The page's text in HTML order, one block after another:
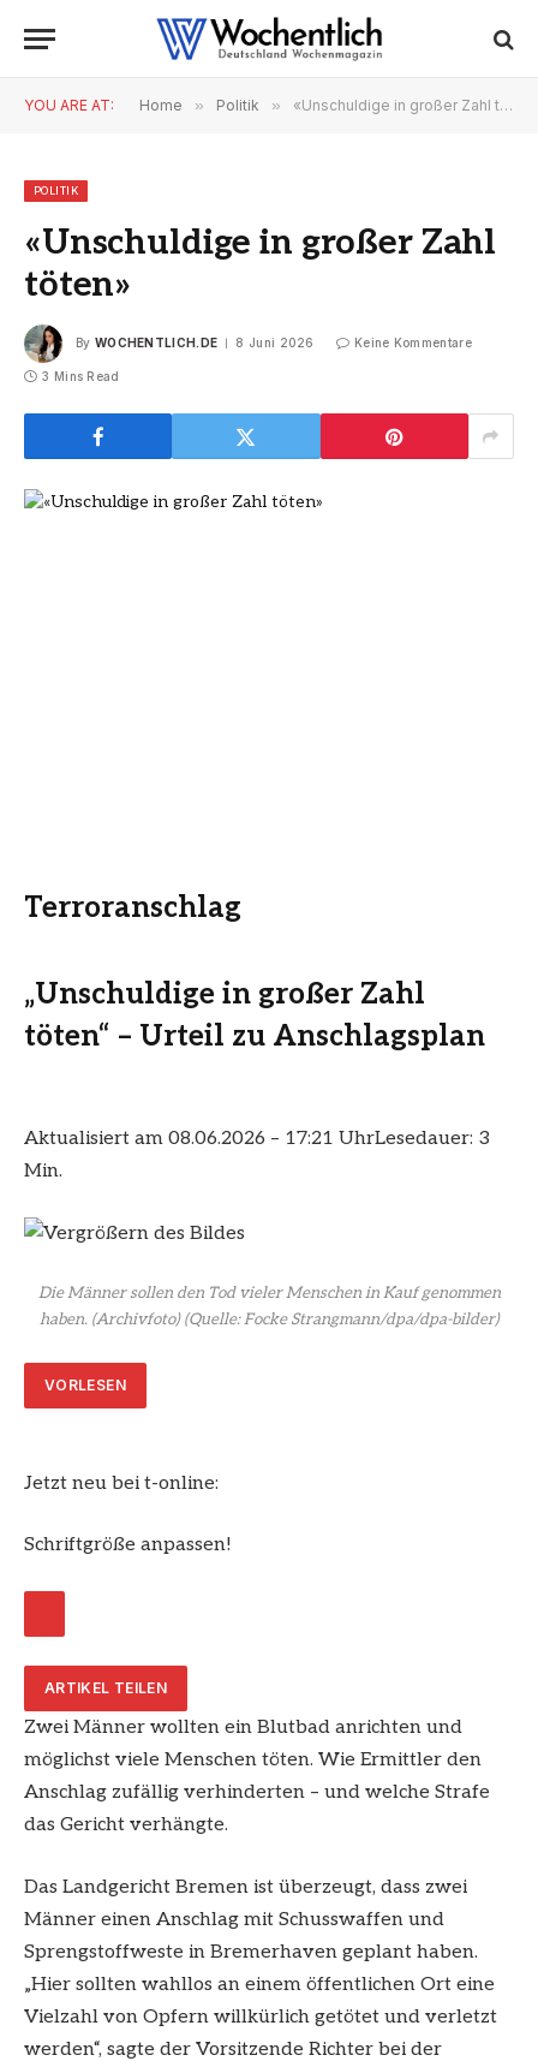
YOU ARE AT: Home » Politik » «Unschuldige in großer Zahl töten»
POLITIK
«Unschuldige in großer Zahl
töten»
By WOCHENTLICH.DE 8 Juni 2026 Keine Kommentare
3 Mins Read
Terroranschlag
„Unschuldige in großer Zahl
töten“ – Urteil zu Anschlagsplan
Aktualisiert am 08.06.2026 – 17:21 UhrLesedauer: 3
Min.
Die Männer sollen den Tod vieler Menschen in Kauf genommen
haben. (Archivfoto)(Quelle: Focke Strangmann/dpa/dpa-bilder)
VORLESEN
Jetzt neu bei t-online:
Schriftgröße anpassen!
ARTIKEL TEILEN
Zwei Männer wollten ein Blutbad anrichten und
möglichst viele Menschen töten. Wie Ermittler den
Anschlag zufällig verhinderten – und welche Strafe
das Gericht verhängte.
Das Landgericht Bremen ist überzeugt, dass zwei
Männer einen Anschlag mit Schusswaffen und
Sprengstoffweste in Bremerhaven geplant haben.
„Hier sollten wahllos an einem öffentlichen Ort eine
Vielzahl von Opfern willkürlich getötet und verletzt
werden“, sagte der Vorsitzende Richter bei der